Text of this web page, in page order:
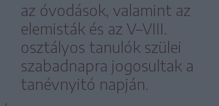
az óvodások, valamint az
elemisták és az V–VIII.
osztályos tanulók szülei
szabadnapra jogosultak a
tanévnyitó napján.